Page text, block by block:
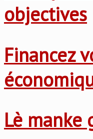
objectives
Financez
Lè manke